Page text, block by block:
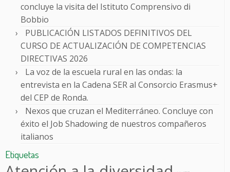
concluye la visita del Istituto Comprensivo di
Bobbio
PUBLICACIÓN LISTADOS DEFINITIVOS DEL
CURSO DE ACTUALIZACIÓN DE COMPETENCIAS
DIRECTIVAS 2026
La voz de la escuela rural en las ondas: la
entrevista en la Cadena SER al Consorcio Erasmus+
del CEP de Ronda.
Nexos que cruzan el Mediterráneo. Concluye con
éxito el Job Shadowing de nuestros compañeros
italianos
Etiquetas